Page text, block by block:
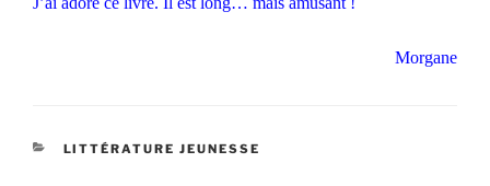
Morgane
CATÉGORIES
LITTÉRATURE JEUNESSE